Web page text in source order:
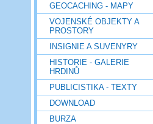
GEOCACHING - MAPY
VOJENSKÉ OBJEKTY A
PROSTORY
INSIGNIE A SUVENYRY
HISTORIE - GALERIE
HRDINŮ
PUBLICISTIKA - TEXTY
DOWNLOAD
BURZA